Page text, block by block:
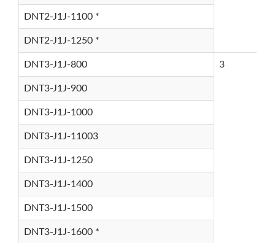
DNT2-J1J-1100 *
DNT2-J1J-1250 *
DNT3-J1J-800 3
DNT3-J1J-900
DNT3-J1J-1000
DNT3-J1J-11003
DNT3-J1J-1250
DNT3-J1J-1400
DNT3-J1J-1500
DNT3-J1J-1600 *